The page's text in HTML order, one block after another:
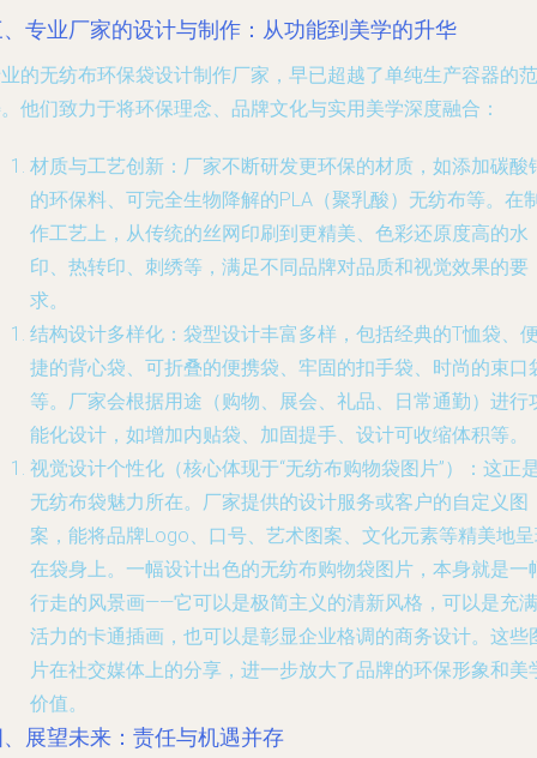
专业厂家的设计与制作：从功能到美学的升华
的无纺布环保袋设计制作厂家，早已超越了单纯生产容器的范
他们致力于将环保理念、品牌文化与实用美学深度融合：
材质与工艺创新 ：厂家不断研发更环保的材质，如添加碳酸
的环保料、可完全生物降解的PLA（聚乳酸）无纺布等。在
作工艺上，从传统的丝网印刷到更精美、色彩还原度高的水
印、热转印、刺绣等，满足不同品牌对品质和视觉效果的要
求。
结构设计多样化 ：袋型设计丰富多样，包括经典的T恤袋、
捷的背心袋、可折叠的便携袋、牢固的扣手袋、时尚的束口
等。厂家会根据用途（购物、展会、礼品、日常通勤）进行
能化设计，如增加内贴袋、加固提手、设计可收缩体积等。
视觉设计个性化 （核心体现于“无纺布购物袋图片”）：这正
无纺布袋魅力所在。厂家提供的设计服务或客户的自定义图
案，能将品牌Logo、口号、艺术图案、文化元素等精美地
在袋身上。一幅设计出色的无纺布购物袋图片，本身就是一
行走的风景画——它可以是极简主义的清新风格，可以是充满
活力的卡通插画，也可以是彰显企业格调的商务设计。这些
片在社交媒体上的分享，进一步放大了品牌的环保形象和美
价值。
展望未来：责任与机遇并存